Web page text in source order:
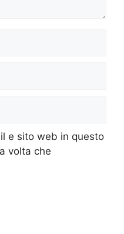
e sito web in questo
volta che